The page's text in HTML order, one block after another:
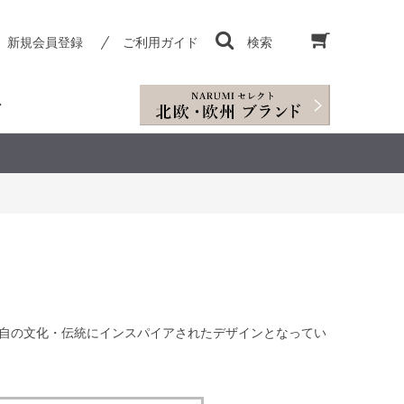
新規会員登録 ご利用ガイド 検索
の文化・伝統にインスパイアされたデザインとなってい